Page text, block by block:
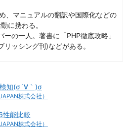
、マニュアルの翻訳や国際化などの
に携わる。
の一人。著書に「PHP徹底攻略」
リッシング刊)などがある。
知(σ´∀｀)σ
株式会社）
性能比較
株式会社）